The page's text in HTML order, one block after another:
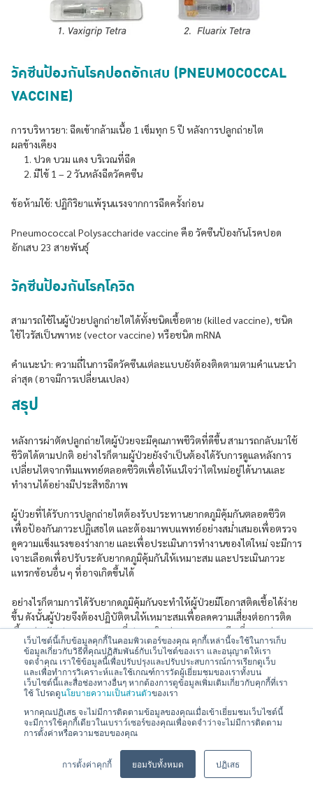
เว็บไซต์นี้เก็บข้อมูลคุกกี้ในคอมพิวเตอร์ของคุณ คุกกี้เหล่านี้จะใช้ในการเก็บ
ข้อมูลเกี่ยวกับวิธีที่คุณปฏิสัมพันธ์กับเว็บไซต์ของเรา และอนุญาตให้เรา
จดจำคุณ เราใช้ข้อมูลนี้เพื่อปรับปรุงและปรับประสบการณ์การเรียกดูเว็บ
และเพื่อทำการวิเคราะห์และใช้เกณฑ์การวัดผู้เยี่ยมชมของเราทั้งบน
เว็บไซต์นี้และสื่อช่องทางอื่นๆ หากต้องการดูข้อมูลเพิ่มเติมเกี่ยวกับคุกกี้ที่เรา
ใช้ โปรดดูนโยบายความเป็นส่วนตัวของเรา
หากคุณปฏิเสธ จะไม่มีการติดตามข้อมูลของคุณเมื่อเข้าเยี่ยมชมเว็บไซต์นี้
จะมีการใช้คุกกี้เดียวในเบราว์เซอร์ของคุณเพื่อจดจำว่าจะไม่มีการติดตาม
การตั้งค่าหรือความชอบของคุณ
การตั้งค่าคุกกี้ ยอมรับทั้งหมด ปฏิเสธ
วัคซีนป้องกันโรคปอดอักเสบ (PNEUMOCOCCAL
VACCINE)
การบริหารยา: ฉีดเข้ากล้ามเนื้อ 1 เข็มทุก 5 ปี หลังการปลูกถ่ายไต
ผลข้างเคียง
ปวด บวม แดง บริเวณที่ฉีด
มีไข้ 1 – 2 วันหลังฉีดวัคคซีน
ข้อห้ามใช้: ปฏิกิริยาแพ้รุนแรงจากการฉีดครั้งก่อน
Pneumococcal Polysaccharide vaccine คือ วัคซีนป้องกันโรคปอด
อักเสบ 23 สายพันธุ์
วัคซีนป้องกันโรคโควิด
สามารถใช้ในผู้ป่วยปลูกถ่ายไตได้ทั้งชนิดเชื้อตาย (killed vaccine), ชนิด
ใช้ไวรัสเป็นพาหะ (vector vaccine) หรือชนิด mRNA
คำแนะนำ: ความถี่ในการฉีดวัคซีนแต่ละแบบยังต้องติดตามตามคำแนะนำ
ล่าสุด (อาจมีการเปลี่ยนแปลง)
สรุป
หลังการผ่าตัดปลูกถ่ายไตผู้ป่วยจะมีคุณภาพชีวิตที่ดีขึ้น สามารถกลับมาใช้
ชีวิตได้ตามปกติ อย่างไรก็ตามผู้ป่วยยังจำเป็นต้องได้รับการดูแลหลังการ
เปลี่ยนไตจากทีมแพทย์ตลอดชีวิตเพื่อให้แน่ใจว่าไตใหม่อยู่ได้นานและ
ทำงานได้อย่างมีประสิทธิภาพ
ผู้ป่วยที่ได้รับการปลูกถ่ายไตต้องรับประทานยากดภูมิคุ้มกันตลอดชีวิต
เพื่อป้องกันภาวะปฏิเสธไต และต้องมาพบแพทย์อย่างสม่ำเสมอเพื่อตรวจ
ดูความแข็งแรงของร่างกาย และเพื่อประเมินการทำงานของไตใหม่ จะมีการ
เจาะเลือดเพื่อปรับระดับยากดภูมิคุ้มกันให้เหมาะสม และประเมินภาวะ
แทรกซ้อนอื่น ๆ ที่อาจเกิดขึ้นได้
อย่างไรก็ตามการได้รับยากดภูมิคุ้มกันจะทำให้ผู้ป่วยมีโอกาสติดเชื้อได้ง่าย
ขึ้น ดังนั้นผู้ป่วยจึงต้องปฏิบัติตนให้เหมาะสมเพื่อลดความเสี่ยงต่อการติด
เชื้อ เช่น รับประทานอาหารที่ปรุงสุกใหม่และสะอาด หลีกเลี่ยงแหล่งชุมชน
ที่มีคนแออัด ออกกำลังกายสม่ำเสมอ และได้รับวัคซีนป้องกันโรคอย่าง
เหมาะสมตามคำแนะนำของแพทย์
ปรึกษาแพทย์ผู้เชี่ยวชาญกับ Praram 9 V ปรึกษาแพทย์ได้ทุกที่ผ่านทาง
วิดีโอคอล (Telemedicine)
สนใจนัดแพทย์
สอบถามข้อมูลหรือบริการได้เลยครับ